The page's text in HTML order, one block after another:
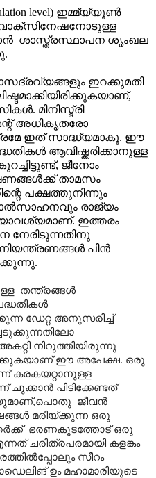
level) ഇമ്മ്യ്യൂൺ
വാക്സിനേഷനോടുള്ള
ശാസ്ത്രസ്ഥാപന ശൃംഖല
ഇറക്കുമതി
,
മിനിസ്ട്രി
അധികൃതരോ
ഇത് സാദ്ധ്യമാകൂ. ഈ
ആവിഷ്ക്കരിക്കാനുള്ള
, ജീനോം
താമസം
പക്ഷത്തുനിന്നും
രാജ്യം
. ഇത്തരം
നേരിടുന്നതിനു
പിൻ
തന്ത്രങ്ങൾ
ഡേറ്റ അനുസരിച്ച്
നിറുത്തിയിരുന്നു
ഈ അപേക്ഷ. ഒരു
കരകയറ്റാനുള്ള
പിടിക്കേണ്ടത്
,പൊതു
ജീവൻ
മരിയ്ക്കുന്ന ഒരു
ഭരണകൂടത്തോട് ഒരു
ചരിത്രപരമായി കളങ്കം
സീറം
ഉം മഹാമാരിയുടെ